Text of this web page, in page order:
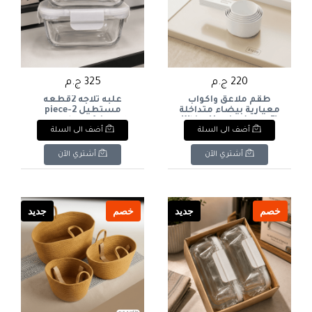
220 ج.م
طقم ملاعق وأكواب
معيارية بيضاء متداخلة
(5 قطع)White Nesting
Measuring Spoons &
Cups Set (5 Pcs)
أضف الى السلة
أشتري الآن
325 ج.م
علبه ثلاجه 2قطعه
مستطيل 2-piece
rectangular refrigerator
box
أضف الى السلة
أشتري الآن
خصم جديد خصم جديد